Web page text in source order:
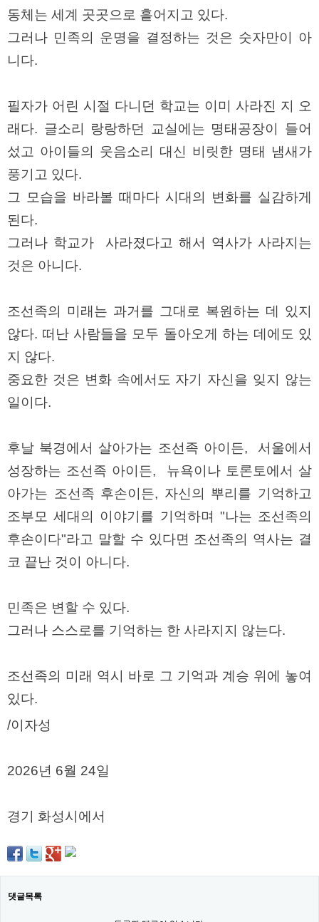
동체는 세계 곳곳으로 흩어지고 있다.
그러나 민족의 운명을 결정하는 것은 숫자만이 아
니다.
필자가 어린 시절 다니던 학교는 이미 사라진 지 오
래다. 글소리 랑랑하던 교실에는 명태공장이 들어
섰고 아이들의 웃음소리 대신 비릿한 명태 냄새가
풍기고 있다.
그 모습을 바라볼 때마다 시대의 변화를 실감하게
된다.
그러나 학교가 사라졌다고 해서 역사가 사라지는
것은 아니다.
조선족의 미래는 과거를 그대로 복원하는 데 있지
않다. 떠난 사람들을 모두 돌아오게 하는 데에도 있
지 않다.
중요한 것은 변화 속에서도 자기 자신을 잊지 않는
일이다.
후날 북경에서 살아가는 조선족 아이든, 서울에서
성장하는 조선족 아이든, 뉴욕이나 토론토에서 살
아가는 조선족 후손이든, 자신의 뿌리를 기억하고
조부모 세대의 이야기를 기억하며 "나는 조선족의
후손이다"라고 말할 수 있다면 조선족의 역사는 결
코 끝난 것이 아니다.
민족은 변할 수 있다.
그러나 스스로를 기억하는 한 사라지지 않는다.
조선족의 미래 역시 바로 그 기억과 계승 위에 놓여
있다.
/이자성
2026년 6월 24일
경기 화성시에서
댓글목록